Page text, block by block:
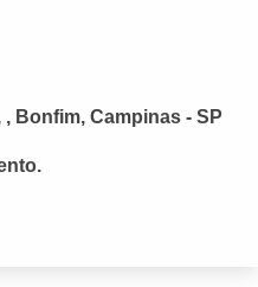
Bonfim, Campinas - SP